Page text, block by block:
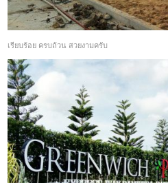
เรียบร้อย ครบถ้วน สวยงามครับ